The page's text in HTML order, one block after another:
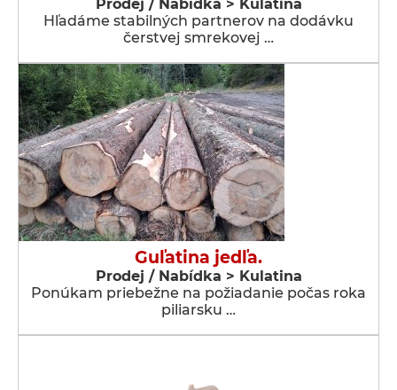
Prodej / Nabídka > Kulatina
Hľadáme stabilných partnerov na dodávku
čerstvej smrekovej …
Guľatina jedľa.
Prodej / Nabídka > Kulatina
Ponúkam priebežne na požiadanie počas roka
piliarsku …